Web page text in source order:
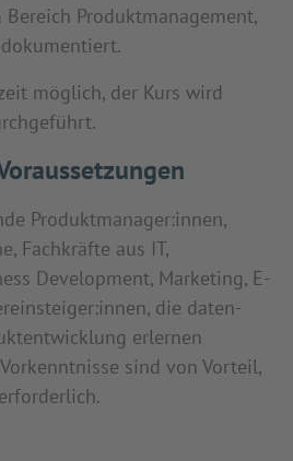
Produktmanagement,
möglich, der Kurs wird
Produktmanager:innen,
Fachkräfte aus IT,
Development, Marketing, E-
die daten-
erlernen
sind von Vorteil,